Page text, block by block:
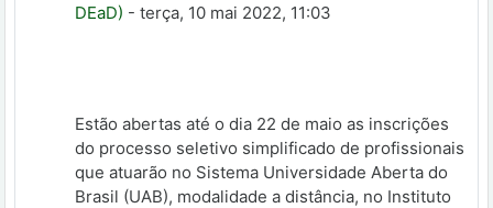
DEaD) - terça, 10 mai 2022, 11:03
Estão abertas até o dia 22 de maio as inscrições
do processo seletivo simplificado de profissionais
que atuarão no Sistema Universidade Aberta do
Brasil (UAB), modalidade a distância, no Instituto